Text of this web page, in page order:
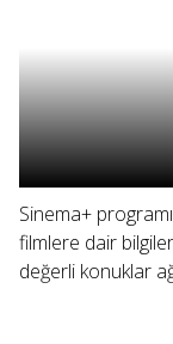
Sinema+
filmlere dair
değerli konuklar